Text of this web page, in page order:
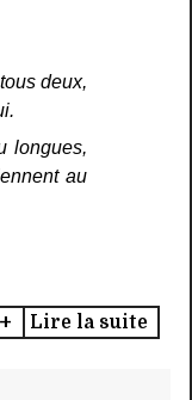
deux,
longues,
au
Lire la suite